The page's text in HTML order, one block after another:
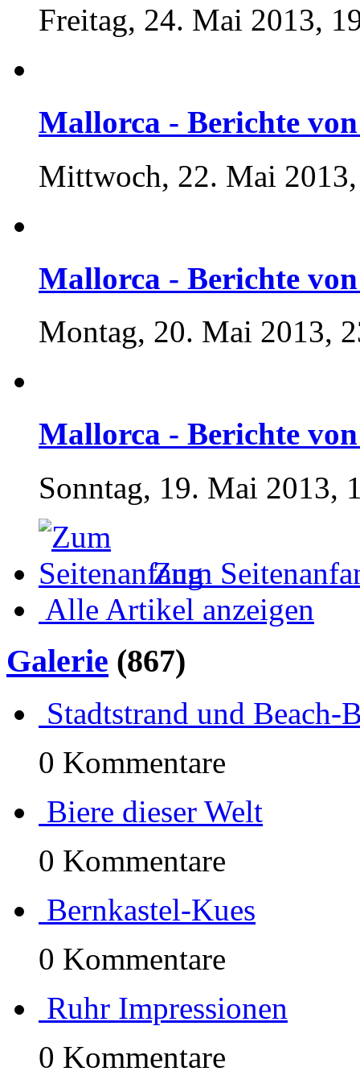
Freitag, 24. Mai 2013,
Mallorca - Berichte
Mittwoch, 22. Mai
Mallorca - Berichte
Montag, 20. Mai 2013,
Mallorca - Berichte
Sonntag, 19. Mai 2013,
Zum
Alle Artikel anzeigen
Galerie (867)
Stadtstrand und Beach-
0 Kommentare
Biere dieser Welt
0 Kommentare
Bernkastel-Kues
0 Kommentare
Ruhr Impressionen
0 Kommentare